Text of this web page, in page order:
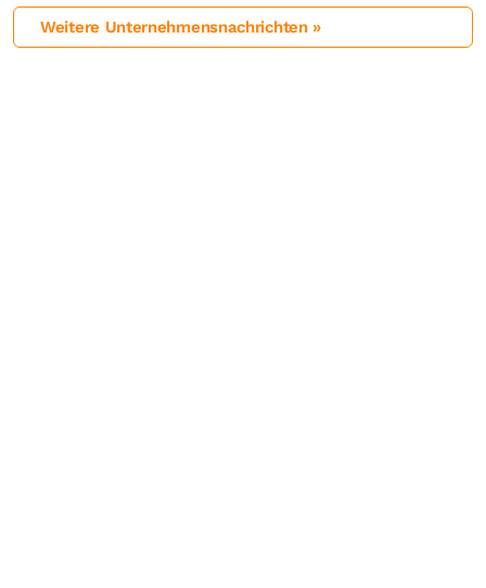
Weitere Unternehmensnachrichten »